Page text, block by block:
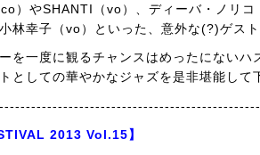
）やSHANTI（vo）、ディーバ・ノリ
林幸子（vo）といった、意外な(?)ゲス
を一度に観るチャンスはめったにないハ
としての華やかなジャズを是非堪能して
2013 Vol.15】